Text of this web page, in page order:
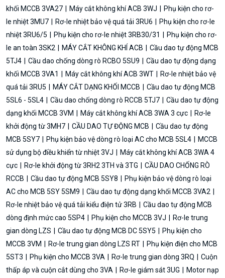
khối MCCB 3VA27
Máy cắt không khí ACB 3WJ
Phụ kiện cho rơ-
le nhiệt 3MU7
Rơ-le nhiệt bảo vệ quá tải 3RU6
Phụ kiện cho rơ-le
nhiệt 3RU6/5
Phụ kiện cho rơ-le nhiệt 3RB30/31
Phụ kiện cho rơ-
le an toàn 3SK2
MÁY CẮT KHÔNG KHÍ ACB
Cầu dao tự động MCB
5TJ4
Cầu dao chống dòng rò RCBO 5SU9
Cầu dao tự động dạng
khối MCCB 3VA1
Máy cắt không khí ACB 3WT
Rơ-le nhiệt bảo vệ
quá tải 3RU5
MÁY CẮT DẠNG KHỐI MCCB
Cầu dao tự động MCB
5SL6 - 5SL4
Cầu dao chống dòng rò RCCB 5TJ7
Cầu dao tự động
dạng khối MCCB 3VM
Máy cắt không khí ACB 3WA 3 cực
Rơ-le
khởi động từ 3MH7
CẦU DAO TỰ ĐỘNG MCB
Cầu dao tự động
MCB 5SY7
Phụ kiện bảo vệ dòng rò loại AC cho MCB 5SL4
MCCB
sử dụng bộ điều khiển từ nhiệt 3VJ
Máy cắt không khí ACB 3WA 4
cực
Rơ-le khởi động từ 3RH2 3TH và 3TG
CẦU DAO CHỐNG RÒ
RCCB
Cầu dao tự động MCB 5SY8
Phụ kiện bảo vệ dòng rò loại
AC cho MCB 5SY 5SM9
Cầu dao tự động dạng khối MCCB 3VA2
Rơ-le nhiệt bảo vệ quá tải kiểu điện tử 3RB
Cầu dao tự động MCB
dòng định mức cao 5SP4
Phụ kiện cho MCCB 3VJ
Rơ-le trung
gian dòng LZS
Cầu dao tự động MCB DC 5SY5
Phụ kiện cho
MCCB 3VM
Rơ-le trung gian dòng LZS RT
Phụ kiện điện cho MCB
5ST3
Phụ kiện cho MCCB 3VA Rơ-le trung gian dòng 3RQ
Cuộn
thấp áp và cuộn cắt dùng cho 3VA
Rơ-le giám sát 3UG
Motor nạp